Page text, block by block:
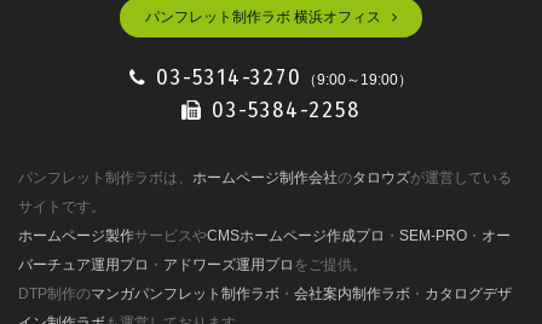
パンフレット制作ラボ 横浜オフィス
03-5314-3270 （9:00～19:00）
03-5384-2258
パンフレット制作ラボは、 ホームページ制作会社のタロウズが運営している
サイトです。
ホームページ製作サービスやCMSホームページ作成プロ ・ SEM-PRO ・ オー
バーチュア運用プロ ・ アドワーズ運用プロ をご提供。
DTP制作のマンガパンフレット制作ラボ ・ 会社案内制作ラボ ・ カタログデザ